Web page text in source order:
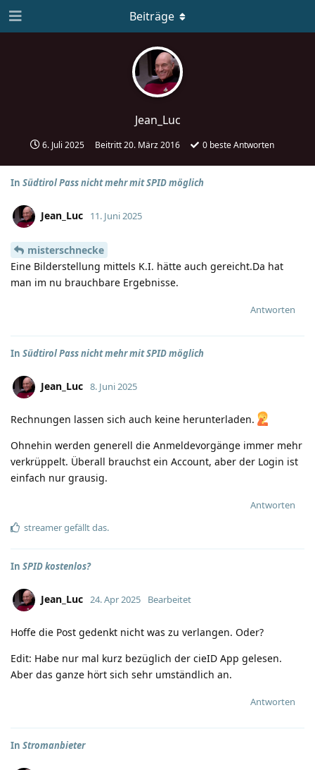
Jean_Luc
6. Juli 2025 Beitritt20. März 2016 0 beste Antworten
Beiträge
In Südtirol Pass nicht mehr mit SPID möglich
Jean_Luc 11. Juni 2025
misterschnecke
Eine Bilderstellung mittels K.I. hätte auch gereicht.Da hat
man im nu brauchbare Ergebnisse.
Antworten
In Südtirol Pass nicht mehr mit SPID möglich
Jean_Luc 8. Juni 2025
Rechnungen lassen sich auch keine herunterladen.
Ohnehin werden generell die Anmeldevorgänge immer mehr
verkrüppelt. Überall brauchst ein Account, aber der Login ist
einfach nur grausig.
Antworten
streamergefällt das.
In SPID kostenlos?
Jean_Luc 24. Apr 2025 Bearbeitet
Hoffe die Post gedenkt nicht was zu verlangen. Oder?
Edit: Habe nur mal kurz bezüglich der cieID App gelesen.
Aber das ganze hört sich sehr umständlich an.
Antworten
In Stromanbieter